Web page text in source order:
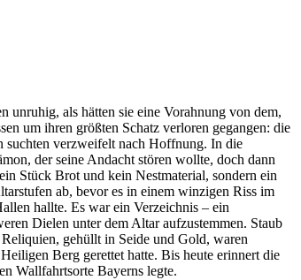
als hätten sie eine Vorahnung von dem,
um ihren größten Schatz verloren gegangen: die
suchten verzweifelt nach Hoffnung. In die
der seine Andacht stören wollte, doch dann
Stück Brot und kein Nestmaterial, sondern ein
ab, bevor es in einem winzigen Riss im
hallte. Es war ein Verzeichnis – ein
Dielen unter dem Altar aufzustemmen. Staub
gehüllt in Seide und Gold, waren
Berg gerettet hatte. Bis heute erinnert die
Wallfahrtsorte Bayerns legte.